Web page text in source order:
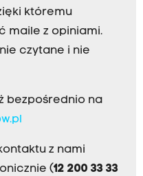
któremu
maile z opiniami.
czytane i nie
bezpośrednio na
z nami
(12 200 33 33